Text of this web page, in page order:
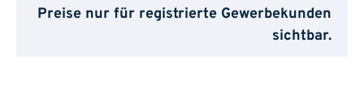
Preise nur für registrierte Gewerbekunden
sichtbar.